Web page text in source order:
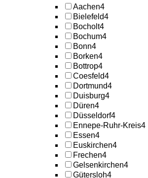
Aachen4
Bielefeld4
Bocholt4
Bochum4
Bonn4
Borken4
Bottrop4
Coesfeld4
Dortmund4
Duisburg4
Düren4
Düsseldorf4
Ennepe-Ruhr-Kreis4
Essen4
Euskirchen4
Frechen4
Gelsenkirchen4
Gütersloh4